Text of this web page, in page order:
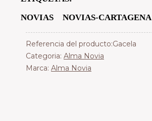
NOVIAS
NOVIAS-CARTAGENA
Referencia del producto:Gacela
Categoria: Alma Novia
Marca: Alma Novia